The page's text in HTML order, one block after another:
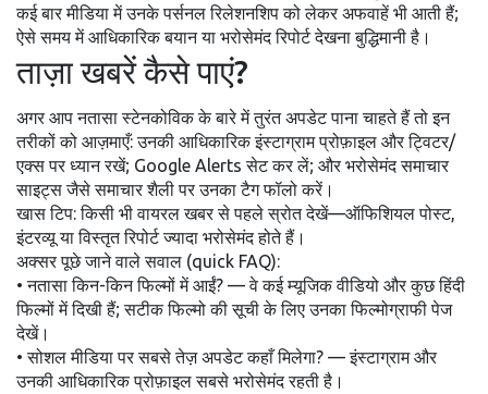
कई बार मीडिया में उनके पर्सनल रिलेशनशिप को लेकर अफवाहें भी आती हैं;
ऐसे समय में आधिकारिक बयान या भरोसेमंद रिपोर्ट देखना बुद्धिमानी है।
ताज़ा खबरें कैसे पाएं?
अगर आप नतासा स्टेनकोविक के बारे में तुरंत अपडेट पाना चाहते हैं तो इन
तरीकों को आज़माएँ: उनकी आधिकारिक इंस्टाग्राम प्रोफ़ाइल और ट्विटर/
एक्स पर ध्यान रखें; Google Alerts सेट कर लें; और भरोसेमंद समाचार
साइट्स जैसे समाचार शैली पर उनका टैग फॉलो करें।
खास टिप: किसी भी वायरल खबर से पहले स्रोत देखें—ऑफिशियल पोस्ट,
इंटरव्यू या विस्तृत रिपोर्ट ज्यादा भरोसेमंद होते हैं।
अक्सर पूछे जाने वाले सवाल (quick FAQ):
• नतासा किन-किन फिल्मों में आईं? — वे कई म्यूजिक वीडियो और कुछ हिंदी
फिल्मों में दिखी हैं; सटीक फिल्मो की सूची के लिए उनका फिल्मोग्राफी पेज
देखें।
• सोशल मीडिया पर सबसे तेज़ अपडेट कहाँ मिलेगा? — इंस्टाग्राम और
उनकी आधिकारिक प्रोफ़ाइल सबसे भरोसेमंद रहती है।